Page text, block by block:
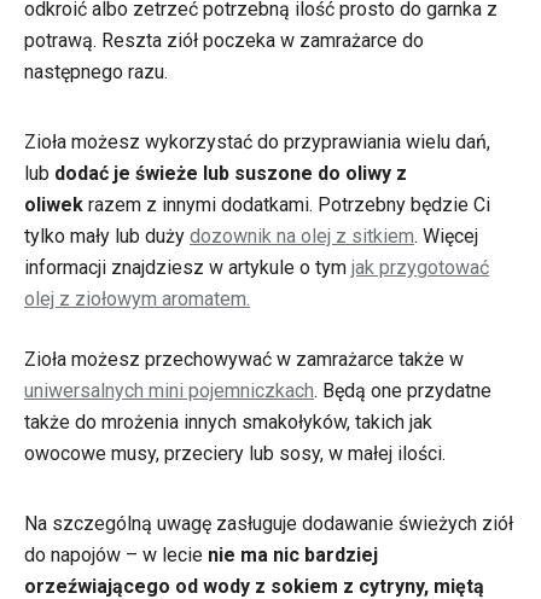
odkroić albo zetrzeć potrzebną ilość prosto do garnka z
potrawą. Reszta ziół poczeka w zamrażarce do
następnego razu.
Zioła możesz wykorzystać do przyprawiania wielu dań,
lub dodać je świeże lub suszone do oliwy z
oliwek razem z innymi dodatkami. Potrzebny będzie Ci
tylko mały lub duży dozownik na olej z sitkiem. Więcej
informacji znajdziesz w artykule o tym jak przygotować
olej z ziołowym aromatem.
Zioła możesz przechowywać w zamrażarce także w
uniwersalnych mini pojemniczkach. Będą one przydatne
także do mrożenia innych smakołyków, takich jak
owocowe musy, przeciery lub sosy, w małej ilości.
Na szczególną uwagę zasługuje dodawanie świeżych ziół
do napojów – w lecie nie ma nic bardziej
orzeźwiającego od wody z sokiem z cytryny, miętą